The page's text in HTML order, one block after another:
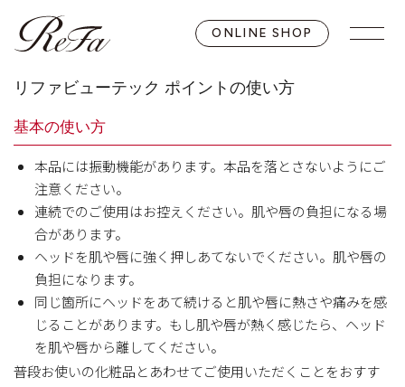
ONLINE SHOP
リファビューテック ポイントの使い方
基本の使い方
本品には振動機能があります。本品を落とさないようにご
注意ください。
連続でのご使用はお控えください。肌や唇の負担になる場
合があります。
ヘッドを肌や唇に強く押しあてないでください。肌や唇の
負担になります。
同じ箇所にヘッドをあて続けると肌や唇に熱さや痛みを感
じることがあります。もし肌や唇が熱く感じたら、ヘッド
を肌や唇から離してください。
普段お使いの化粧品とあわせてご使用いただくことをおすす